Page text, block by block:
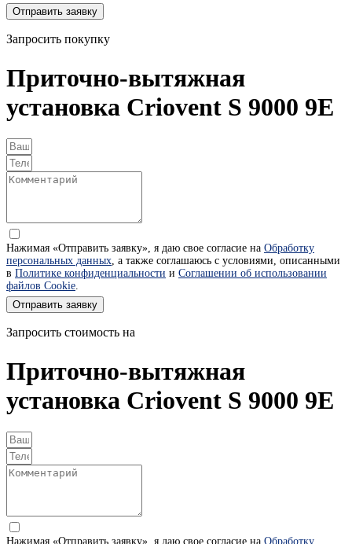
Отправить заявку
Запросить покупку
Приточно-вытяжная
установка Criovent S 9000 9E
Нажимая «Отправить заявку», я даю свое согласие на Обработку
персональных данных, а также соглашаюсь с условиями, описанными
в Политике конфиденциальности и Соглашении об использовании
файлов Cookie.
Отправить заявку
Запросить стоимость на
Приточно-вытяжная
установка Criovent S 9000 9E
Нажимая «Отправить заявку», я даю свое согласие на Обработку